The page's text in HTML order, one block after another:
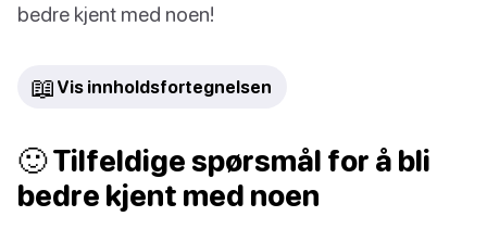
bedre kjent med noen!
📖 Vis innholdsfortegnelsen
🙂 Tilfeldige spørsmål for å bli
bedre kjent med noen